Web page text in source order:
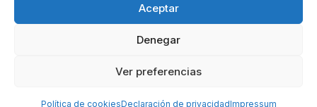
Aceptar
Denegar
Ver preferencias
Política de cookiesDeclaración de privacidadImpressum
by Vicente Simón